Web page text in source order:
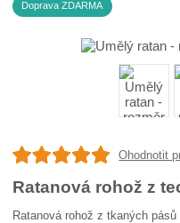
Doprava ZDARMA
Ohodnotit
Ratanová rohož z
Ratanová rohož z tkaných